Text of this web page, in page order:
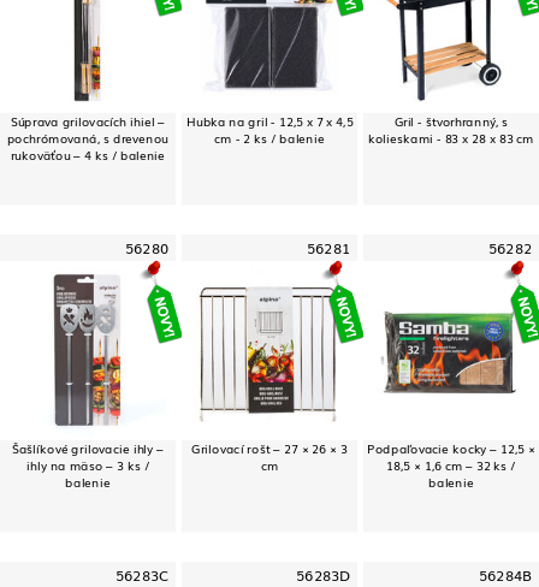
Súprava grilovacích ihiel –
pochrómovaná, s drevenou
rukoväťou – 4 ks / balenie
Hubka na gril - 12,5 x 7 x 4,5
cm - 2 ks / balenie
Gril - štvorhranný, s
kolieskami - 83 x 28 x 83 cm
56280
Šašlíkové grilovacie ihly –
ihly na mäso – 3 ks /
balenie
56281
Grilovací rošt – 27 × 26 × 3
cm
56282
Podpaľovacie kocky – 12,5 ×
18,5 × 1,6 cm – 32 ks /
balenie
56283C 56283D 56284B